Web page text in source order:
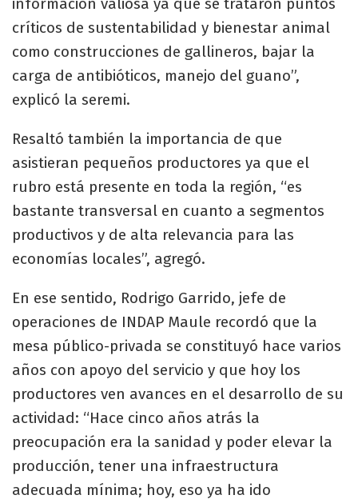
críticos de sustentabilidad y bienestar animal
como construcciones de gallineros, bajar la
carga de antibióticos, manejo del guano”,
explicó la seremi.
Resaltó también la importancia de que
asistieran pequeños productores ya que el
rubro está presente en toda la región, “es
bastante transversal en cuanto a segmentos
productivos y de alta relevancia para las
economías locales”, agregó.
En ese sentido, Rodrigo Garrido, jefe de
operaciones de INDAP Maule recordó que la
mesa público-privada se constituyó hace varios
años con apoyo del servicio y que hoy los
productores ven avances en el desarrollo de su
actividad: “Hace cinco años atrás la
preocupación era la sanidad y poder elevar la
producción, tener una infraestructura
adecuada mínima; hoy, eso ya ha ido